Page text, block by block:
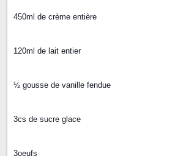
450ml de crème entière
120ml de lait entier
½ gousse de vanille fendue
3cs de sucre glace
3oeufs